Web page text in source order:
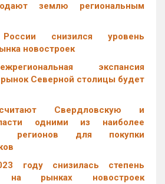
землю региональным
снизился уровень
новостроек
экспансия
Северной столицы будет
Свердловскую и
одними из наиболее
регионов для покупки
году снизилась степень
на рынках новостроек